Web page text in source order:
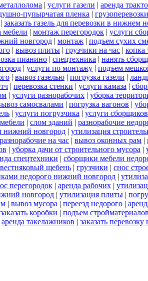
| услуги газели | аренда
пупырчатая пленка | грузоперевозки
| заказать газель для перевозки в нижнем
мебели | монтаж перегородок | услуги
новгород | монтаж | подъем сухих
| вывоз плиты | грузчики на час | копка
пианино | спецтехника | нанять
| услуги по монтажу | подъем
| вывоз газелью | погрузка газели |
| перевозка стенки | услуги камаза |
| услуги разнорабочих | уборка
самосвалами | погрузка вагонов |
| услуги погрузчика | услуги
| слом зданий | разнорабочие
нижний новгород | утилизация
разнорабочие на час | вывоз оконных рам |
| уборка дачи от строительного мусора |
спецтехники | сборщики мебели
щебень | грузчики | снос
недорого нижний новгород |
перегородок | аренда рабочих |
новгород | утилизация плиты |
| вывоз мусора | переезд недорого |
заказать коробки | подъем стройматериалов
аренда такелажников | заказать